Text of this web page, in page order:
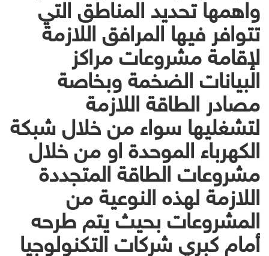
تتوافر فيها المرافق اللازمة
لإقامة مشروعات مراكز
البيانات الضخمة وبخاصة
مصادر الطاقة اللازمة
لتشغليها سواء من خلال شبكة
الكهرباء الموحدة او من خلال
مشروعات الطاقة المتجددة
اللازمة لهذه النوعية من
المشروعات بحيث يتم طرحه
أمام كبري شركات التكنولوجيا